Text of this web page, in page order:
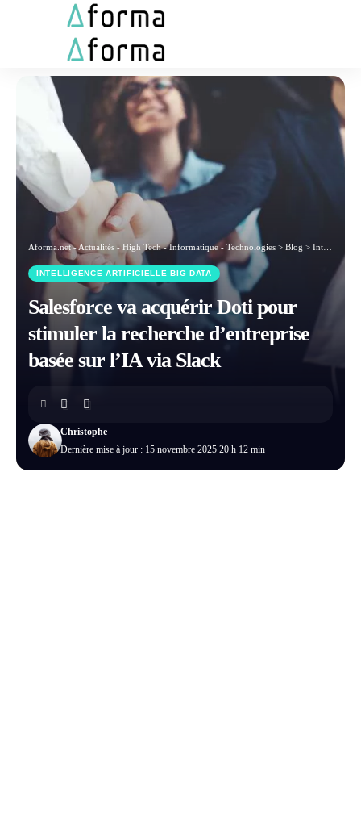
Aforma.net - Actualités - High Tech - Informatique - Technologies > Blog > Intelligence artificielle Big Data
INTELLIGENCE ARTIFICIELLE BIG DATA
Salesforce va acquérir Doti pour
stimuler la recherche d’entreprise
basée sur l’IA via Slack
Dernière mise à jour : 15 novembre 2025 20 h 12 min
Christophe